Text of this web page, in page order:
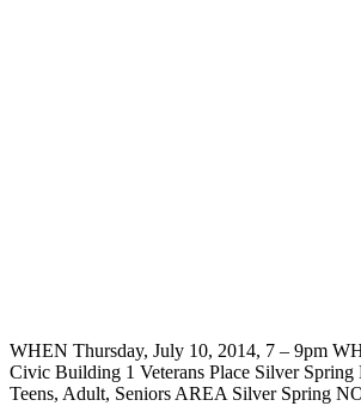
WHEN Thursday, July 10, 2014, 7 – 9pm
Civic Building 1 Veterans Place Silver
Teens, Adult, Seniors AREA Silver Spring